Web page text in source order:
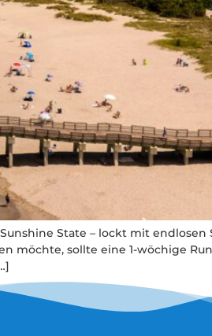
State – lockt mit
möchte, sollte eine 1-wöchige